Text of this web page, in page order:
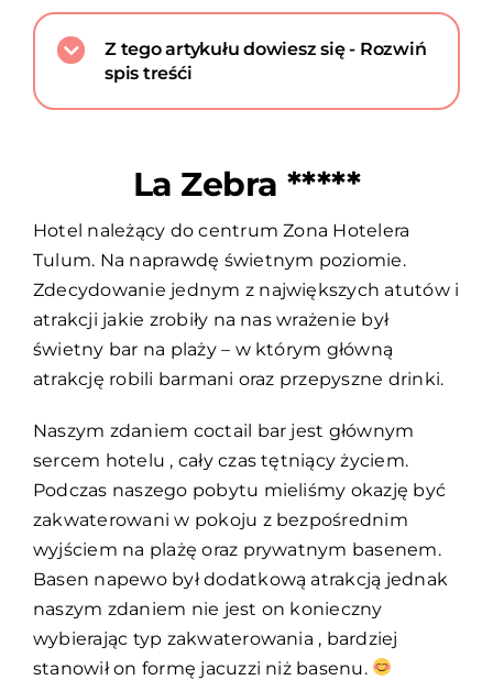
Z tego artykułu dowiesz się - Rozwiń
spis treśći
La Zebra *****
Hotel należący do centrum Zona Hotelera
Tulum. Na naprawdę świetnym poziomie.
Zdecydowanie jednym z największych atutów i
atrakcji jakie zrobiły na nas wrażenie był
świetny bar na plaży – w którym główną
atrakcję robili barmani oraz przepyszne drinki.
Naszym zdaniem coctail bar jest głównym
sercem hotelu , cały czas tętniący życiem.
Podczas naszego pobytu mieliśmy okazję być
zakwaterowani w pokoju z bezpośrednim
wyjściem na plażę oraz prywatnym basenem.
Basen napewo był dodatkową atrakcją jednak
naszym zdaniem nie jest on konieczny
wybierając typ zakwaterowania , bardziej
stanowił on formę jacuzzi niż basenu.